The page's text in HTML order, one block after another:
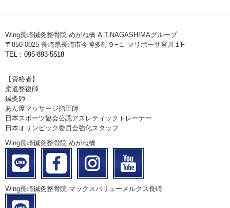
Wing長崎鍼灸整骨院 めがね橋 A.T.NAGASHIMAグループ
〒850-0025 長崎県長崎市今博多町９−１ マリポーサ宮川１F
TEL：095-893-5518
【資格者】
柔道整復師
鍼灸師
あん摩マッサージ指圧師
日本スポーツ協会公認アスレティックトレーナー
日本オリンピック委員会強化スタッフ
Wing長崎鍼灸整骨院 めがね橋
Wing長崎鍼灸整骨院 マックスバリューメルクス長崎